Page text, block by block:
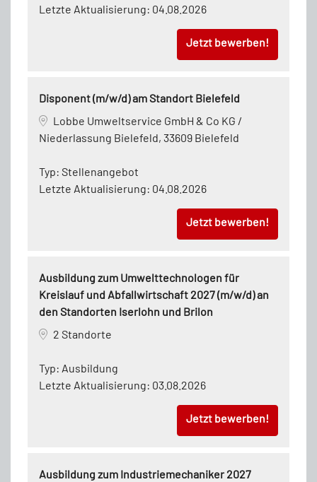
Letzte Aktualisierung: 04.08.2026
Jetzt bewerben!
Disponent (m/w/d) am Standort Bielefeld
Lobbe Umweltservice GmbH & Co KG /
Niederlassung Bielefeld, 33609 Bielefeld
Typ: Stellenangebot
Letzte Aktualisierung: 04.08.2026
Jetzt bewerben!
Ausbildung zum Umwelttechnologen für
Kreislauf und Abfallwirtschaft 2027 (m/w/d) an
den Standorten Iserlohn und Brilon
2 Standorte
Typ: Ausbildung
Letzte Aktualisierung: 03.08.2026
Jetzt bewerben!
Ausbildung zum Industriemechaniker 2027